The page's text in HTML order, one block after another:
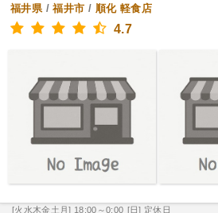
福井県/福井市 / 順化 軽食店
4.7
[火水木金土月] 18:00～0:00 [日] 定休日